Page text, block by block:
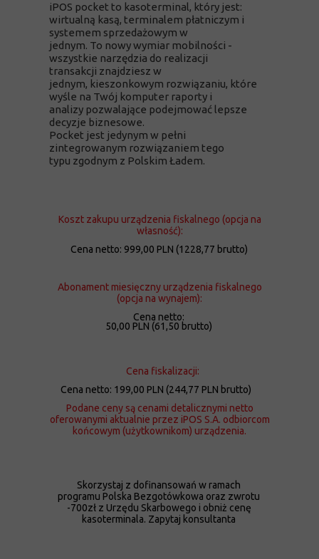
50,00 PLN (61,50 brutto)
Cena fiskalizacji:
Cena netto: 199,00 PLN (244,77 PLN brutto)
Podane ceny są cenami detalicznymi netto
oferowanymi aktualnie przez iPOS S.A. odbiorcom
końcowym (użytkownikom) urządzenia.
Abonament miesięczny urządzenia fiskalnego
(opcja na wynajem):
Cena netto:
Koszt zakupu urządzenia fiskalnego (opcja na
własność):
Cena netto: 999,00 PLN (1228,77 brutto)
iPOS pocket to kasoterminal, który jest:
wirtualną kasą, terminalem płatniczym i
systemem sprzedażowym w
jednym. To nowy wymiar mobilności -
wszystkie narzędzia do realizacji
transakcji znajdziesz w
jednym, kieszonkowym rozwiązaniu, które
wyśle na Twój komputer raporty i
analizy pozwalające podejmować lepsze
decyzje biznesowe.
Pocket jest jedynym w pełni
zintegrowanym rozwiązaniem tego
typu zgodnym z Polskim Ładem.
Skorzystaj z dofinansowań w ramach
programu Polska Bezgotówkowa oraz zwrotu
-700zł z Urzędu Skarbowego i obniż cenę
kasoterminala. Zapytaj konsultanta